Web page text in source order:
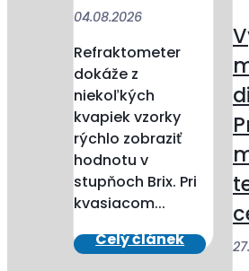
04.08.2026
Refraktometer
dokáže z
niekoľkých
kvapiek vzorky
rýchlo zobraziť
hodnotu v
stupňoch Brix. Pri
kvasiacom...